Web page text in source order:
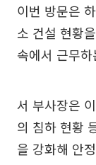
이번 방문은
소 건설 현황
속에서 근무
서 부사장은
의 침하 현황
을 강화해 안